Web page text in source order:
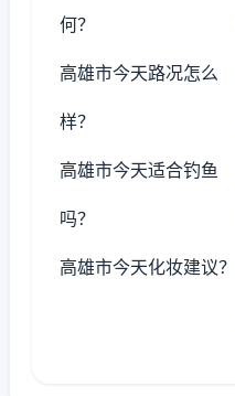
何？
高雄市今天路况怎么
样？
高雄市今天适合钓鱼
吗？
高雄市今天化妆建议？